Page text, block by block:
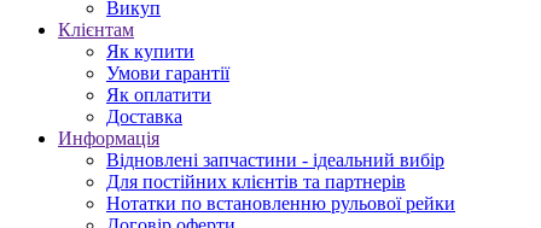
Викуп
Клієнтам
Як купити
Умови гарантії
Як оплатити
Доставка
Информація
Відновлені запчастини - ідеальний вибір
Для постійних клієнтів та партнерів
Нотатки по встановленню рульової рейки